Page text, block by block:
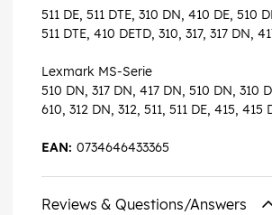
511 DE, 511 DTE, 310 DN, 410 DE, 510
511 DTE, 410 DETD, 310, 317, 317 DN,
Lexmark MS-Serie
510 DN, 317 DN, 417 DN, 510 DN, 310
610, 312 DN, 312, 511, 511 DE, 415, 415
0734646433365
EAN:
Reviews & Questions/Answers